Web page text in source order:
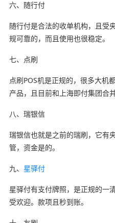
六、随行付
随行付是合法的收单机构，且受
规可靠的，而且使用也很稳定。
七、点刷
点刷POS机是正规的，很多大机
产品，且目前和上海即付集团合
八、瑞银信
瑞银信也就是之前的瑞刷，它有
管，资金是的。
九、 星驿付
星驿付有支付牌照，是正规的一
受欢迎。款项且秒到账。